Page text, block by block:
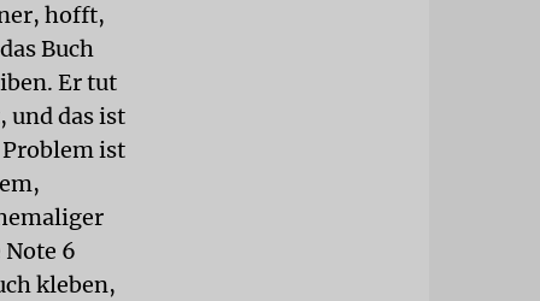
hofft,
Buch
Er tut
und das ist
ist
6
kleben,